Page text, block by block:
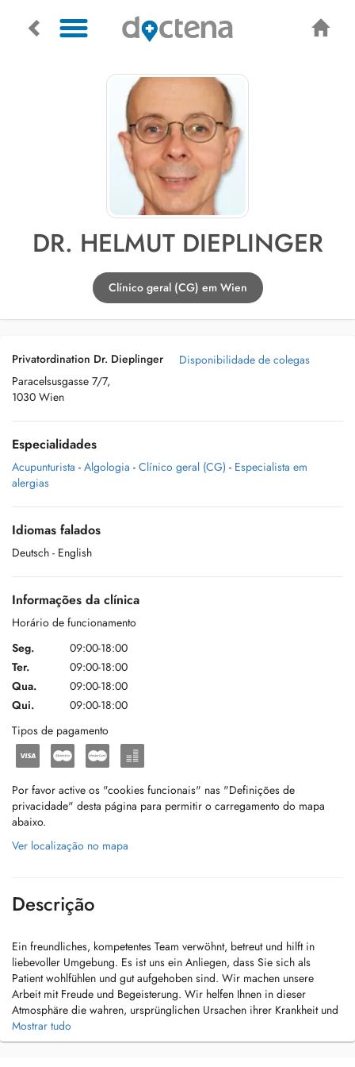
DR. HELMUT DIEPLINGER
Clínico geral (CG) em Wien
Privatordination Dr. Dieplinger
Paracelsusgasse 7/7,
1030 Wien
Disponibilidade de colegas
Especialidades
Acupunturista - Algologia - Clínico geral (CG) - Especialista em
alergias
Idiomas falados
Deutsch - English
Informações da clínica
Horário de funcionamento
Seg.
09:00-18:00
Ter.
09:00-18:00
Qua.
09:00-18:00
Qui.
09:00-18:00
Tipos de pagamento
Por favor active os "cookies funcionais" nas "Definições de
privacidade" desta página para permitir o carregamento do mapa
abaixo.
Ver localização no mapa
Descrição
Ein freundliches, kompetentes Team verwöhnt, betreut und hilft in
liebevoller Umgebung. Es ist uns ein Anliegen, dass Sie sich als
Patient wohlfühlen und gut aufgehoben sind. Wir machen unsere
Arbeit mit Freude und Begeisterung. Wir helfen Ihnen in dieser
Atmosphäre die wahren, ursprünglichen Ursachen ihrer Krankheit und
Beschwerden zu finden und unterstützen Sie im finden der
Lösungsmöglichkeiten.
Mostrar tudo